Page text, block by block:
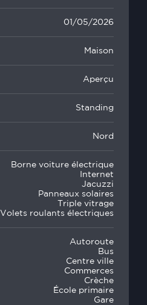
01/05/2026
Maison
Aperçu
Standing
Nord
Borne voiture électrique
Internet
Jacuzzi
Panneaux solaires
Triple vitrage
Volets roulants électriques
Autoroute
Bus
Centre ville
Commerces
Crèche
École primaire
Gare